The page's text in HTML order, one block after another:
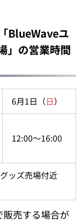
BlueWaveユ
」の営業時間
6月1日（日）
12:00～16:00
ッズ売場付近
売する場合が